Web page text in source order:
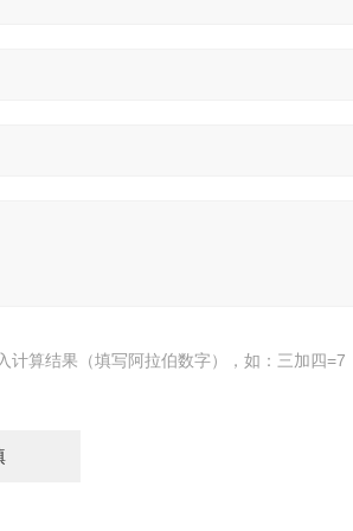
计算结果（填写阿拉伯数字），如：三加四=7